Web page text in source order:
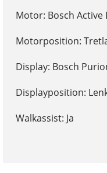
Motor: Bosch Active
Motorposition:
Display: Bosch
Displayposition:
Walkassist: Ja